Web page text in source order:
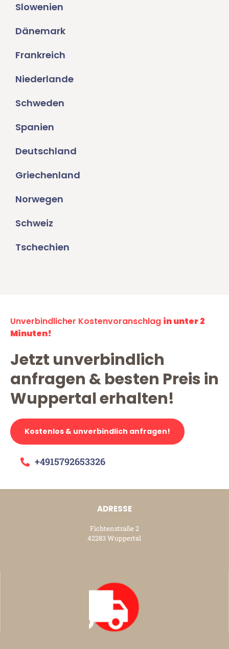
Slowenien
Dänemark
Frankreich
Niederlande
Schweden
Spanien
Deutschland
Griechenland
Norwegen
Schweiz
Tschechien
Unverbindlicher Kostenvoranschlag in unter 2
Minuten!
Jetzt unverbindlich
anfragen & besten Preis in
Wuppertal erhalten!
Kostenlos & unverbindlich anfragen!
+4915792653326
ADRESSE
Fichtenstraße 2
42283 Wuppertal